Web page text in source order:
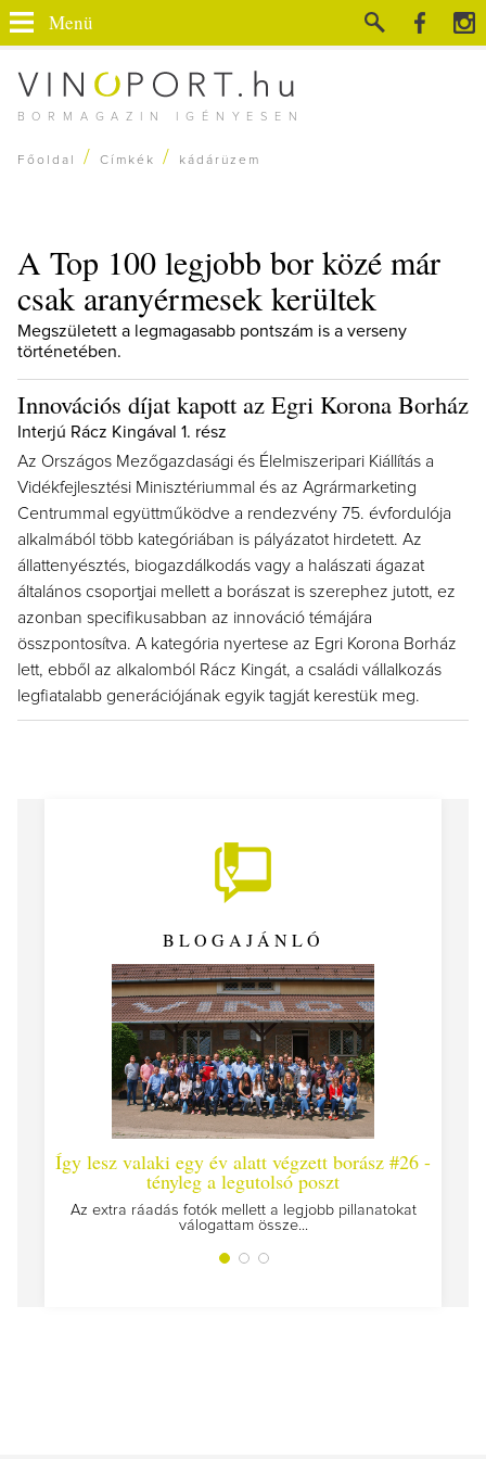
BORMAGAZIN IGÉNYESEN
Menü
Főoldal / Címkék / kádárüzem
A Top 100 legjobb bor közé már
csak aranyérmesek kerültek
Megszületett a legmagasabb pontszám is a verseny
történetében.
Innovációs díjat kapott az Egri Korona Borház
Interjú Rácz Kingával 1. rész
Az Országos Mezőgazdasági és Élelmiszeripari Kiállítás a
Vidékfejlesztési Minisztériummal és az Agrármarketing
Centrummal együttműködve a rendezvény 75. évfordulója
alkalmából több kategóriában is pályázatot hirdetett. Az
állattenyésztés, biogazdálkodás vagy a halászati ágazat
általános csoportjai mellett a borászat is szerephez jutott, ez
azonban specifikusabban az innováció témájára
összpontosítva. A kategória nyertese az Egri Korona Borház
lett, ebből az alkalomból Rácz Kingát, a családi vállalkozás
legfiatalabb generációjának egyik tagját kerestük meg.
BLOGAJÁNLÓ
Így lesz valaki egy év alatt végzett borász #26 -
tényleg a legutolsó poszt
Az extra ráadás fotók mellett a legjobb pillanatokat
válogattam össze...